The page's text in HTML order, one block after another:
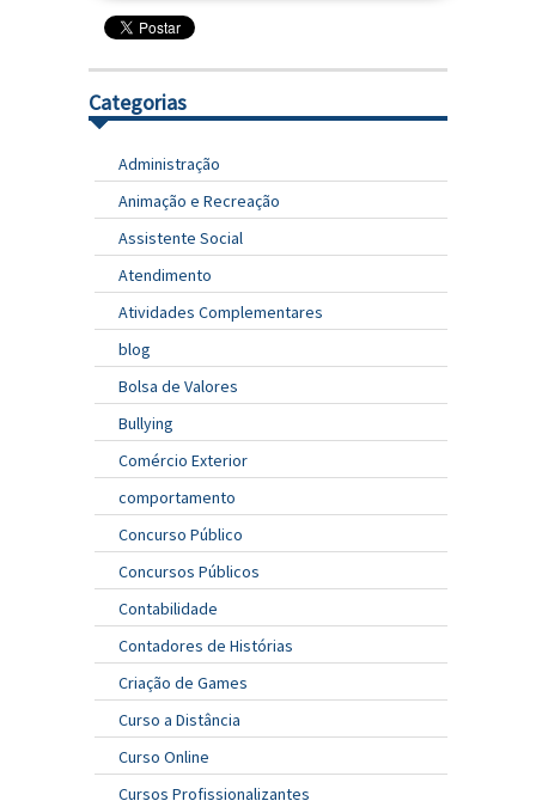
Categorias
Administração
Animação e Recreação
Assistente Social
Atendimento
Atividades Complementares
blog
Bolsa de Valores
Bullying
Comércio Exterior
comportamento
Concurso Público
Concursos Públicos
Contabilidade
Contadores de Histórias
Criação de Games
Curso a Distância
Curso Online
Cursos Profissionalizantes